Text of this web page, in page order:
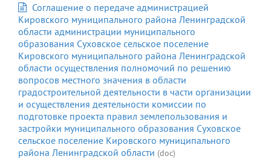
Соглашение о передаче администрацией
Кировского муниципального района Ленинградской
области администрации муниципального
образования Суховское сельское поселение
Кировского муниципального района Ленинградской
области осуществления полномочий по решению
вопросов местного значения в области
градостроительной деятельности в части организации
и осуществления деятельности комиссии по
подготовке проекта правил землепользования и
застройки муниципального образования Суховское
сельское поселение Кировского муниципального
района Ленинградской области (doc)